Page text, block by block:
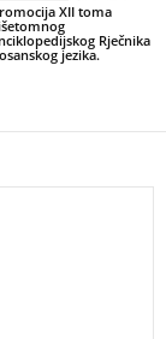
XII toma
Rječnika
jezika.